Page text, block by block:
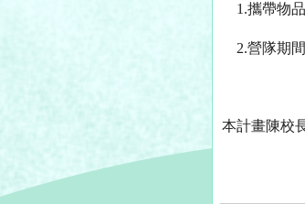
1.攜帶物
2.營隊期
本計畫陳校